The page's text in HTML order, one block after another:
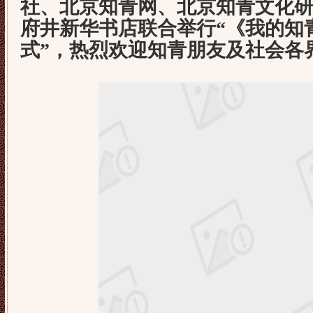
社、北京知青网、北京知青文化
府井新华书店联合举行“《我的知
式”，热烈欢迎知青朋友及社会各